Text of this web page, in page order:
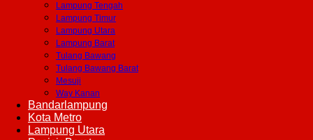
Lampung Tengah
Lampung Timur
Lampung Utara
Lampung Barat
Tulang Bawang
Tulang Bawang Barat
Mesuji
Way Kanan
Bandarlampung
Kota Metro
Lampung Utara